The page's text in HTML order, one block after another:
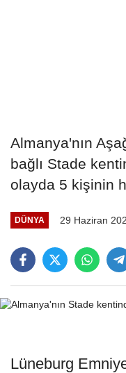
Almanya'nın
bağlı Stade
olayda 5 kişinin
DÜNYA 29 Haziran
Lüneburg